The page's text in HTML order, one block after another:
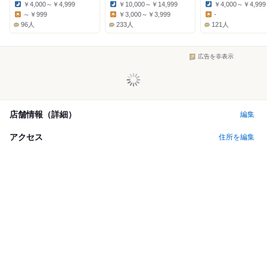
Dinner:
￥4,000～￥4,999
Lunch:
～￥999
96人
Dinner:
￥10,000～￥14,999
￥3,000～￥3,999
233人
Dinner:
￥4,000～￥4,999
-
121人
広告を非表示
店舗情報（詳細） 編集
アクセス 住所を編集